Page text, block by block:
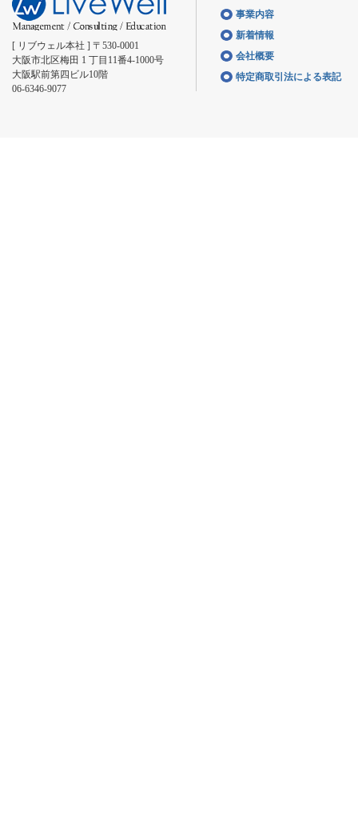
[ リブウェル本社 ] 〒530-0001
大阪市北区梅田 1 丁目11番4-1000号
大阪駅前第四ビル10階
06-6346-9077
事業内容
新着情報
会社概要
特定商取引法による表記